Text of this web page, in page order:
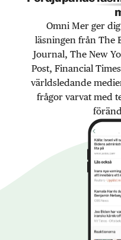
Omni Mer ger
läsningen från The
Journal, The New
Post, Financial
världsledande
frågor varvat med